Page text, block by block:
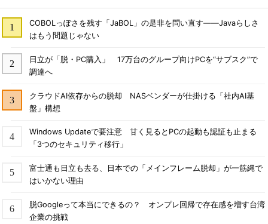
COBOLっぽさを残す「JaBOL」の是非を問い直す――Javaらしさ
はもう問題じゃない
日立が「脱・PC購入」 17万台のグループ向けPCを“サブスク”で
調達へ
クラウドAI依存からの脱却 NASベンダーが仕掛ける「社内AI基
盤」構想
Windows Updateで要注意 甘く見るとPCの起動も認証も止まる
「3つのセキュリティ移行」
富士通も日立も去る、日本での「メインフレーム脱却」が一筋縄で
はいかない理由
脱Googleって本当にできるの？ オンプレ回帰で存在感を増す台湾
企業の挑戦